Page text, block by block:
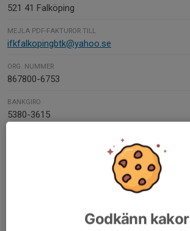
521 41 Falköping
MEJLA PDF-FAKTUROR TILL
ifkfalkopingbtk@yahoo.se
ORG. NUMMER
867800-6753
BANKGIRO
5380-3615
Godkänn kakor